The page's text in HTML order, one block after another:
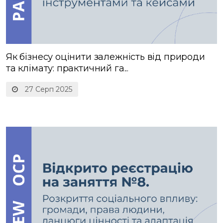
27 Серп 2025
Як бізнесу оцінити залежність від природи
та клімату: практичний га...